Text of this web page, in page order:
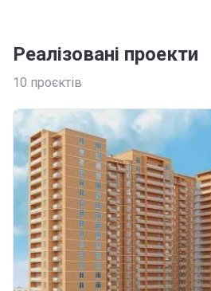
Реалізовані проекти
10 проєктів